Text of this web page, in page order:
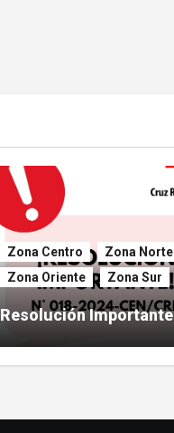
Zona Centro
Zona Norte
Zona Oriente
Zona Sur
Resolución Importante